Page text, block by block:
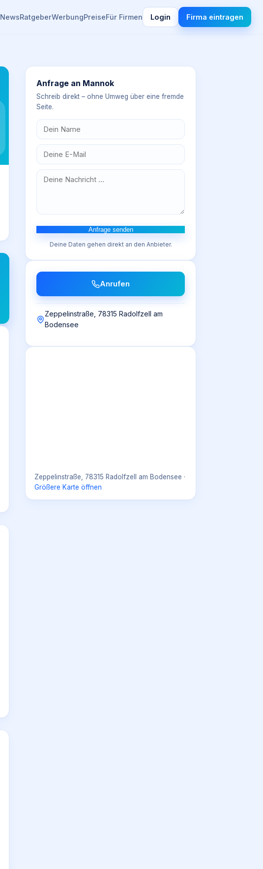
NewsRatgeberWerbungPreiseFür Firmen Login Firma eintragen
Anfrage an Mannok
Schreib direkt – ohne Umweg über eine fremde
Seite.
Anfrage senden
Deine Daten gehen direkt an den Anbieter.
Anrufen
Zeppelinstraße, 78315 Radolfzell am
Bodensee
Zeppelinstraße, 78315 Radolfzell am Bodensee ·
Größere Karte öffnen